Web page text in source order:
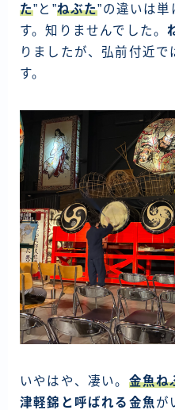
た”と”ねぶた”の違いは
す。知りませんでした。
りましたが、弘前付近で
す。
いやはや、凄い。 金魚ね
津軽錦と呼ばれる金魚 が